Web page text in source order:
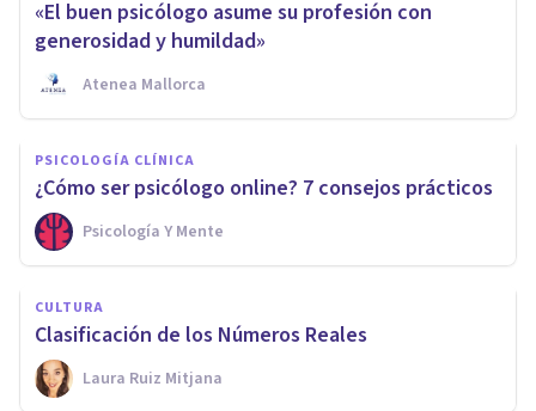
«El buen psicólogo asume su profesión con
generosidad y humildad»
Atenea Mallorca
PSICOLOGÍA CLÍNICA
¿Cómo ser psicólogo online? 7 consejos prácticos
Psicología Y Mente
CULTURA
Clasificación de los Números Reales
Laura Ruiz Mitjana